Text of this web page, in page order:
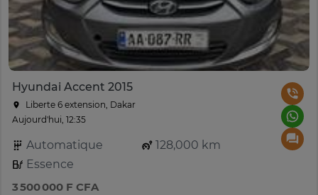
Hyundai Accent 2015
Liberte 6 extension, Dakar
Aujourd'hui, 12:35
Automatique
128,000 km
Essence
3 500 000 F CFA